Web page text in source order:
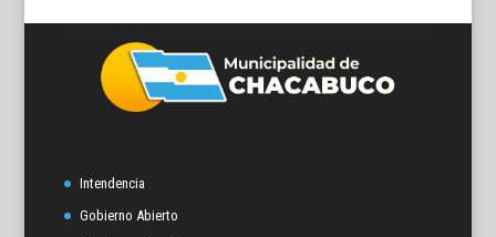
Intendencia
Gobierno Abierto